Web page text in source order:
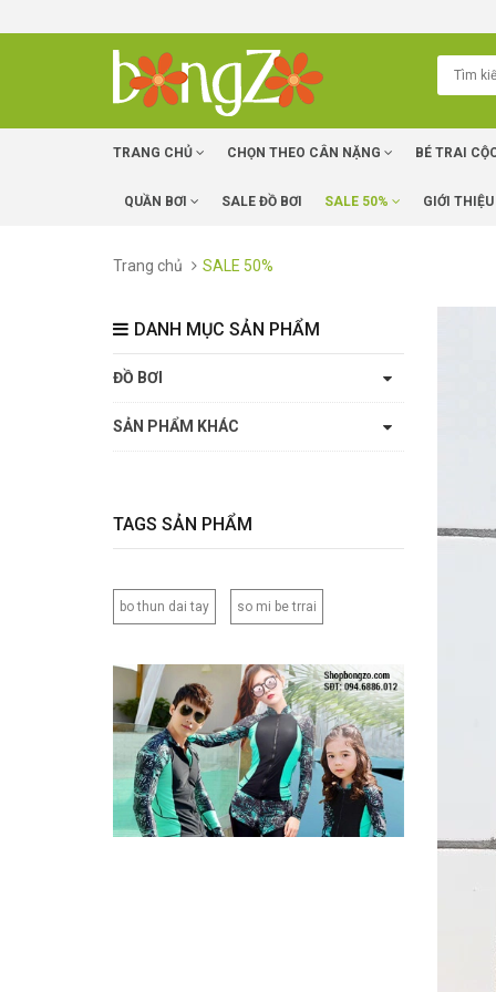
TRANG CHỦ CHỌN THEO CÂN NẶNG BÉ TRAI
QUẦN BƠI SALE ĐỒ BƠI SALE 50% GIỚI
Trang chủ SALE 50%
DANH MỤC SẢN PHẨM
ĐỒ BƠI
SẢN PHẨM KHÁC
TAGS SẢN PHẨM
bo thun dai tay so mi be trrai